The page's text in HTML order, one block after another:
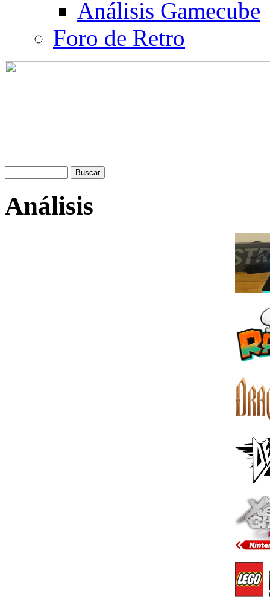
Análisis Gamecube
Foro de Retro
Análisis